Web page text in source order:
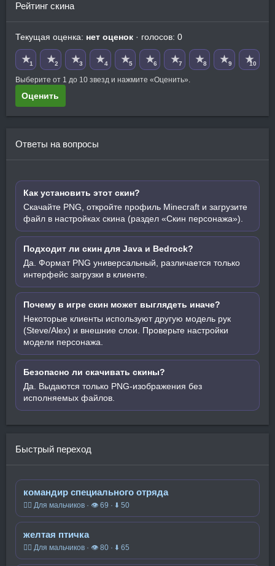
Рейтинг скина
Текущая оценка: нет оценок · голосов: 0
★1 ★2 ★3 ★4 ★5 ★6 ★7 ★8 ★9 ★10
Выберите от 1 до 10 звезд и нажмите «Оценить».
Оценить
Ответы на вопросы
Как установить этот скин?
Скачайте PNG, откройте профиль Minecraft и загрузите
файл в настройках скина (раздел «Скин персонажа»).
Подходит ли скин для Java и Bedrock?
Да. Формат PNG универсальный, различается только
интерфейс загрузки в клиенте.
Почему в игре скин может выглядеть иначе?
Некоторые клиенты используют другую модель рук
(Steve/Alex) и внешние слои. Проверьте настройки
модели персонажа.
Безопасно ли скачивать скины?
Да. Выдаются только PNG-изображения без
исполняемых файлов.
Быстрый переход
командир специального отряда
🧍‍♂️ Для мальчиков · 👁 69 · ⬇ 50
желтая птичка
🧍‍♂️ Для мальчиков · 👁 80 · ⬇ 65